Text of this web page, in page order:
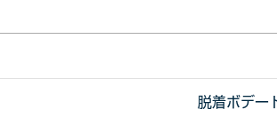
脱着ボデー